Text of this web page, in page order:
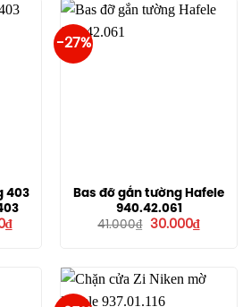
403
₫Giá
201.000₫.
-27%
Bas đỡ gắn tường Hafele
940.42.061
41.000₫
Giá
30.000₫Giá